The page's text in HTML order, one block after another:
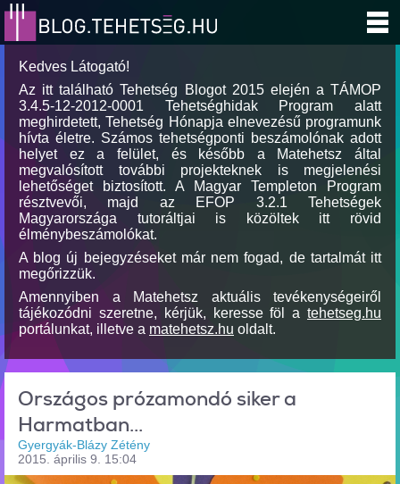
Kedves Látogató!
Az itt található Tehetség Blogot 2015 elején a TÁMOP
3.4.5-12-2012-0001 Tehetséghidak Program alatt
meghirdetett, Tehetség Hónapja elnevezésű programunk
hívta életre. Számos tehetségponti beszámolónak adott
helyet ez a felület, és később a Matehetsz által
megvalósított további projekteknek is megjelenési
lehetőséget biztosított. A Magyar Templeton Program
résztvevői, majd az EFOP 3.2.1 Tehetségek
Magyarországa tutoráltjai is közöltek itt rövid
élménybeszámolókat.
A blog új bejegyzéseket már nem fogad, de tartalmát itt
megőrizzük.
Amennyiben a Matehetsz aktuális tevékenységeiről
tájékozódni szeretne, kérjük, keresse föl a tehetseg.hu
portálunkat, illetve a matehetsz.hu oldalt.
Országos prózamondó siker a
Harmatban...
Gyergyák-Blázy Zétény
2015. április 9. 15:04